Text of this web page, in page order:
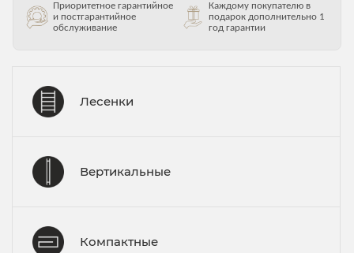
Приоритетное гарантийное
и постгарантийное
обслуживание
Каждому покупателю в
подарок дополнительно 1
год гарантии
Лесенки
Вертикальные
Компактные